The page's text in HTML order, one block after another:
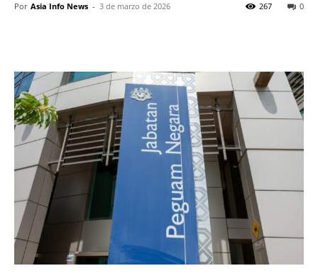
Por Asia Info News - 3 de marzo de 2026 0
267